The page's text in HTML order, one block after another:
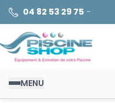
04 82 53 29 75 -
MENU